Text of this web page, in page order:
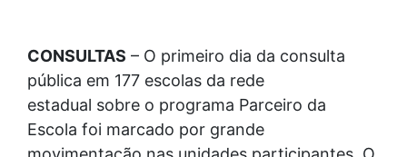
CONSULTAS – O primeiro dia da consulta
pública em 177 escolas da rede
estadual sobre o programa Parceiro da
Escola foi marcado por grande